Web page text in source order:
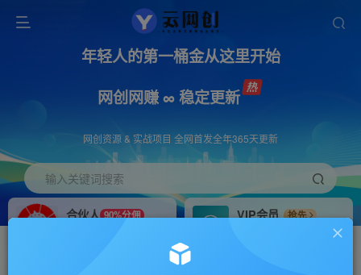
年轻人的第一桶金从这里开始
网创网赚 ∞ 稳定更新
网创资源 & 实战项目 全网首发全年365天更新
输入关键词搜索
合伙人 90%分佣
VIP会员
抢先